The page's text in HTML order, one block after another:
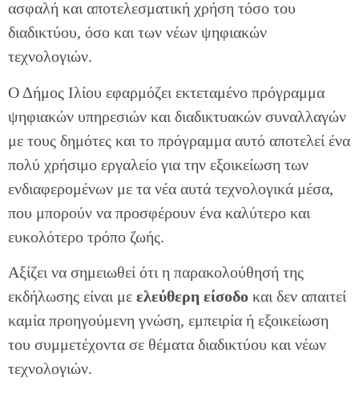
ασφαλή και αποτελεσματική χρήση τόσο του
διαδικτύου, όσο και των νέων ψηφιακών
τεχνολογιών.
Ο Δήμος Ιλίου εφαρμόζει εκτεταμένο πρόγραμμα
ψηφιακών υπηρεσιών και διαδικτυακών συναλλαγών
με τους δημότες και το πρόγραμμα αυτό αποτελεί ένα
πολύ χρήσιμο εργαλείο για την εξοικείωση των
ενδιαφερομένων με τα νέα αυτά τεχνολογικά μέσα,
που μπορούν να προσφέρουν ένα καλύτερο και
ευκολότερο τρόπο ζωής.
Αξίζει να σημειωθεί ότι η παρακολούθησή της
εκδήλωσης είναι με ελεύθερη είσοδο και δεν απαιτεί
καμία προηγούμενη γνώση, εμπειρία ή εξοικείωση
του συμμετέχοντα σε θέματα διαδικτύου και νέων
τεχνολογιών.